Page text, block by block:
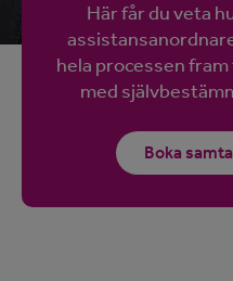
Här får du veta
hela processen
med
Boka